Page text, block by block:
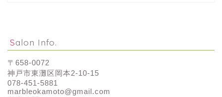
Salon Info.
〒658-0072
神戸市東灘区岡本2-10-15
078-451-5881
marbleokamoto@gmail.com